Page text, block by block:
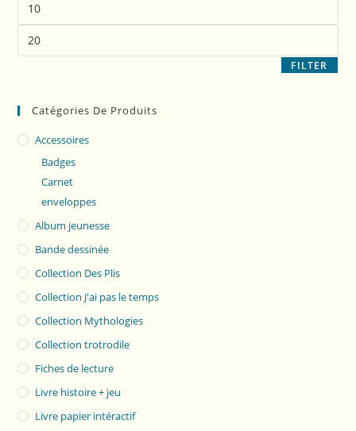
FILTER
Catégories De Produits
Accessoires
Badges
Carnet
enveloppes
Album jeunesse
Bande dessinée
Collection Des Plis
Collection J'ai pas le temps
Collection Mythologies
Collection trotrodile
Fiches de lecture
Livre histoire + jeu
Livre papier intéractif